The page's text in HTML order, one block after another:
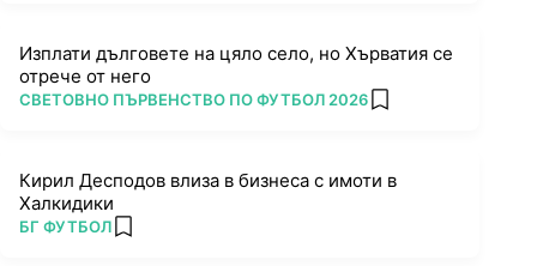
Изплати дълговете на цяло село, но Хърватия се
отрече от него
ПОВЕЧЕ ОТ
СВЕТОВНО ПЪРВЕНСТВО ПО ФУТБОЛ 2026 add favorites
Кирил Десподов влиза в бизнеса с имоти в
Халкидики
ПОВЕЧЕ ОТ
БГ ФУТБОЛ add favorites